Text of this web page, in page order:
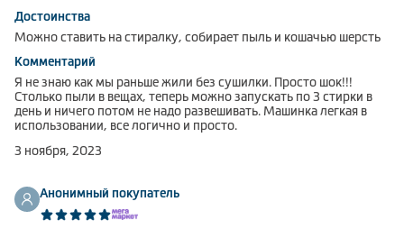
Достоинства
Можно ставить на стиралку, собирает пыль и кошачью шерсть
Комментарий
Я не знаю как мы раньше жили без сушилки. Просто шок!!!
Столько пыли в вещах, теперь можно запускать по 3 стирки в
день и ничего потом не надо развешивать. Машинка легкая в
использовании, все логично и просто.
3 ноября, 2023
Анонимный покупатель